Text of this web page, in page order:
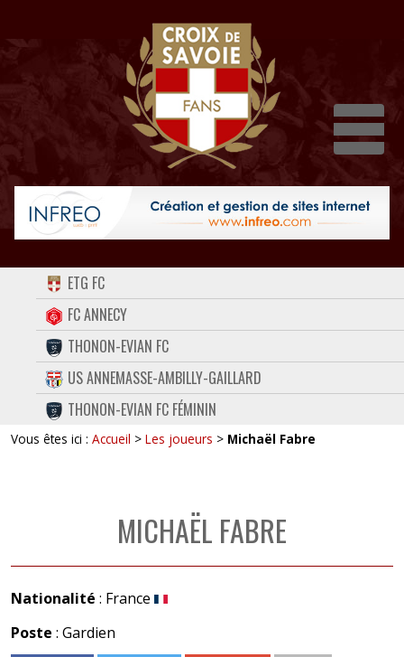
ACCUEIL
FORUM
CONTACT
FACEBOOK
TWITTER
ETG FC
FC ANNECY
THONON-EVIAN FC
US ANNEMASSE-AMBILLY-GAILLARD
THONON-EVIAN FC FÉMININ
Vous êtes ici : Accueil > Les joueurs > Michaël Fabre
MICHAËL FABRE
Nationalité : France
Poste : Gardien